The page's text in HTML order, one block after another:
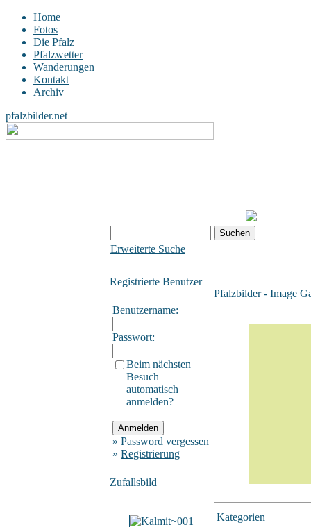
Home
Fotos
Die Pfalz
Pfalzwetter
Wanderungen
Kontakt
Archiv
pfalzbilder.net
Erweiterte Suche
Registrierte Benutzer
Benutzername:
Passwort:
Beim nächsten
Besuch
automatisch
anmelden?
» Password vergessen
» Registrierung
Zufallsbild
Pfalzbilder - Image
Kategorien